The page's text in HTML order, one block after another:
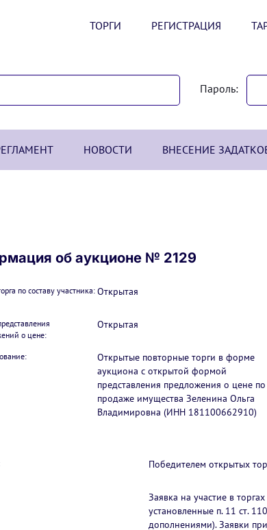
ТОРГИ РЕГИСТРАЦИЯ
Пароль:
НОВОСТИ ВНЕСЕНИЕ
об аукционе № 2129
по составу участника: Открытая
о цене:
Открытая
Открытые повторные торги в форме
аукциона с открытой формой
представления предложения о цене по
продаже имущества Зеленина Ольга
Владимировна (ИНН 181100662910)
Победителем открытых
Заявка на участие в
установленные п. 11 ст.
дополнениями). Заявки